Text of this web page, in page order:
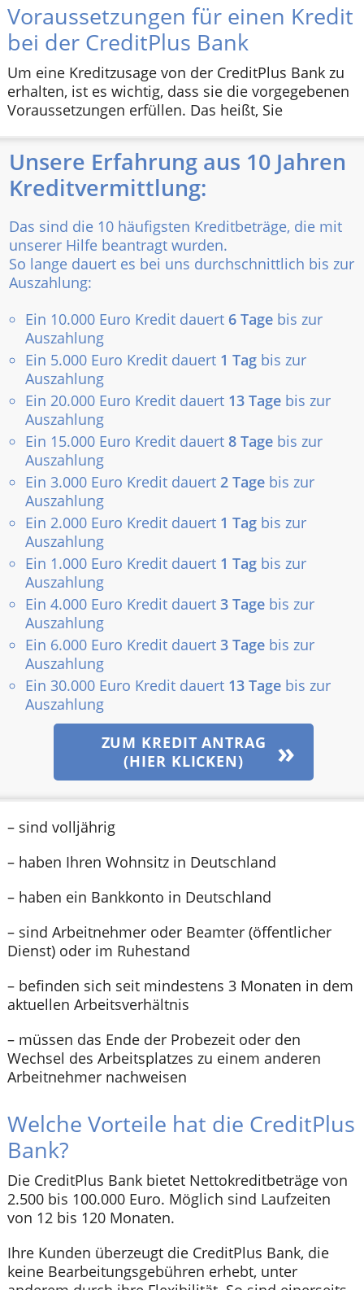
Voraussetzungen für einen Kredit
bei der CreditPlus Bank
Um eine Kreditzusage von der CreditPlus Bank zu
erhalten, ist es wichtig, dass sie die vorgegebenen
Voraussetzungen erfüllen. Das heißt, Sie
Unsere Erfahrung aus 10 Jahren
Kreditvermittlung:
Das sind die 10 häufigsten Kreditbeträge, die mit
unserer Hilfe beantragt wurden.
So lange dauert es bei uns durchschnittlich bis zur
Auszahlung:
Ein 10.000 Euro Kredit dauert6 Tage bis zur
Auszahlung
Ein 5.000 Euro Kredit dauert 1 Tag bis zur
Auszahlung
Ein 20.000 Euro Kredit dauert 13 Tage bis zur
Auszahlung
Ein 15.000 Euro Kredit dauert8 Tage bis zur
Auszahlung
Ein 3.000 Euro Kredit dauert2 Tage bis zur
Auszahlung
Ein 2.000 Euro Kredit dauert 1 Tag bis zur
Auszahlung
Ein 1.000 Euro Kredit dauert 1 Tag bis zur
Auszahlung
Ein 4.000 Euro Kredit dauert3 Tage bis zur
Auszahlung
Ein 6.000 Euro Kredit dauert3 Tage bis zur
Auszahlung
Ein 30.000 Euro Kredit dauert 13 Tage bis zur
Auszahlung
ZUM KREDIT ANTRAG
(HIER KLICKEN)
– sind volljährig
– haben Ihren Wohnsitz in Deutschland
– haben ein Bankkonto in Deutschland
– sind Arbeitnehmer oder Beamter (öffentlicher
Dienst) oder im Ruhestand
– befinden sich seit mindestens 3 Monaten in dem
aktuellen Arbeitsverhältnis
– müssen das Ende der Probezeit oder den
Wechsel des Arbeitsplatzes zu einem anderen
Arbeitnehmer nachweisen
Welche Vorteile hat die CreditPlus
Bank?
Die CreditPlus Bank bietet Nettokreditbeträge von
2.500 bis 100.000 Euro. Möglich sind Laufzeiten
von 12 bis 120 Monaten.
Ihre Kunden überzeugt die CreditPlus Bank, die
keine Bearbeitungsgebühren erhebt, unter